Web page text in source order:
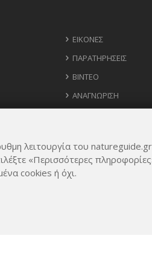
ΕΙΚΌΝΕΣ
ΠΑΡΑΤΗΡΉΣΕΙΣ
ΒΊΝΤΕΟ
ΑΝΑΓΝΏΡΙΣΗ
ΙΔΈΕΣ ΓΙΑ ΕΦΑΡΜΟΓΉ
λειτουργία του natureguide.gr
«Περισσότερες
cookies ή όχι.